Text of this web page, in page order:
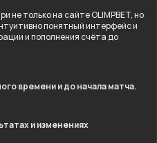
не только на сайте OLIMPBET, но
понятный интерфейс и
и пополнения счёта до
времени и до начала матча.
и изменениях